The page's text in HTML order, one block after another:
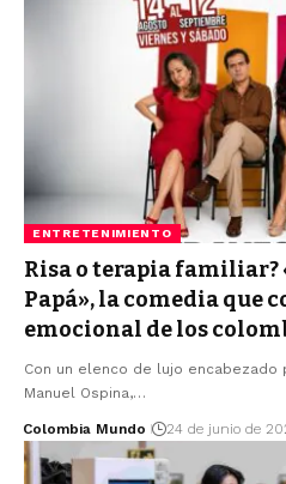
ENTRETENIMIENTO
Risa o terapia familiar?
Papá», la comedia que
emocional de los
Con un elenco de lujo encabezado
Manuel Ospina,…
Colombia Mundo 24 de junio de